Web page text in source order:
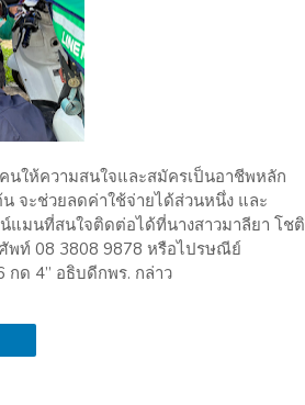
ให้ความสนใจและสมัครเป็นอาชีพหลัก
จะช่วยลดค่าใช้จ่ายได้ส่วนหนึ่ง และ
แมนที่สนใจติดต่อได้ที่นางสาวมาลียา โชติ
พท์ 08 3808 9878 หรือไปรษณีย์
กด 4” อธิบดีกพร. กล่าว